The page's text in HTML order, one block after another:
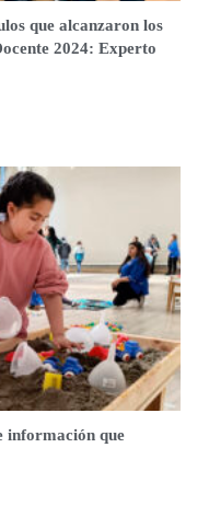
que alcanzaron los
2024: Experto
información que